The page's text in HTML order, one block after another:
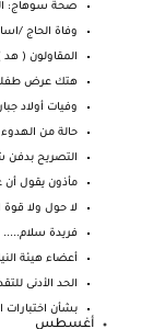
صحة سوهاج:
وفاة الحاج /
المقاولون ( هد
هتك عرض طفله ٣ سنوات في سنتر تعليمي لله الامر
وفيات أولاد
حالة من الهدوء
التصريح بدفن
مأذون يقول
لا حول ولا قوة
فريدة سلام.....
أعضاء هيئة
الحد الأدنى
بشأن اختبارات
أغسطس